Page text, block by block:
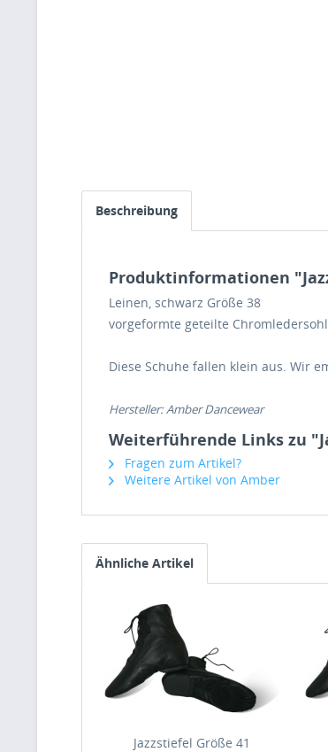
Beschreibung
Produktinformationen
Leinen, schwarz Größe 38
vorgeformte geteilte
Diese Schuhe fallen klein aus. Wir
Hersteller: Amber Dancewear
Weiterführende Links zu
Fragen zum Artikel?
Weitere Artikel von Amber
Ähnliche Artikel
Jazzstiefel Größe 41